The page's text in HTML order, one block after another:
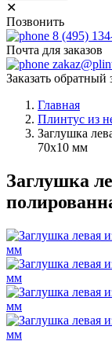
✕
Позвонить
8 (495)
Почта для заказов
Заказать обратный
Главная
Плинтус из
Заглушка
70х10 мм
Заглушка